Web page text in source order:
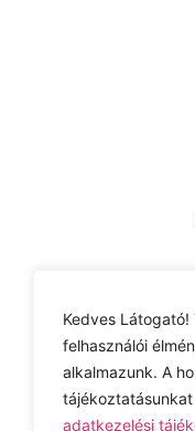
Kedves
felhasználói
alkalmazunk. A
adatkezelési